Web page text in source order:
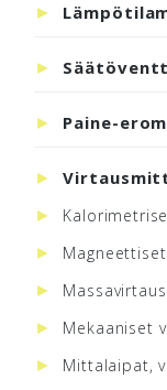
Paine-
Mekaaniset
Mittalaipat,